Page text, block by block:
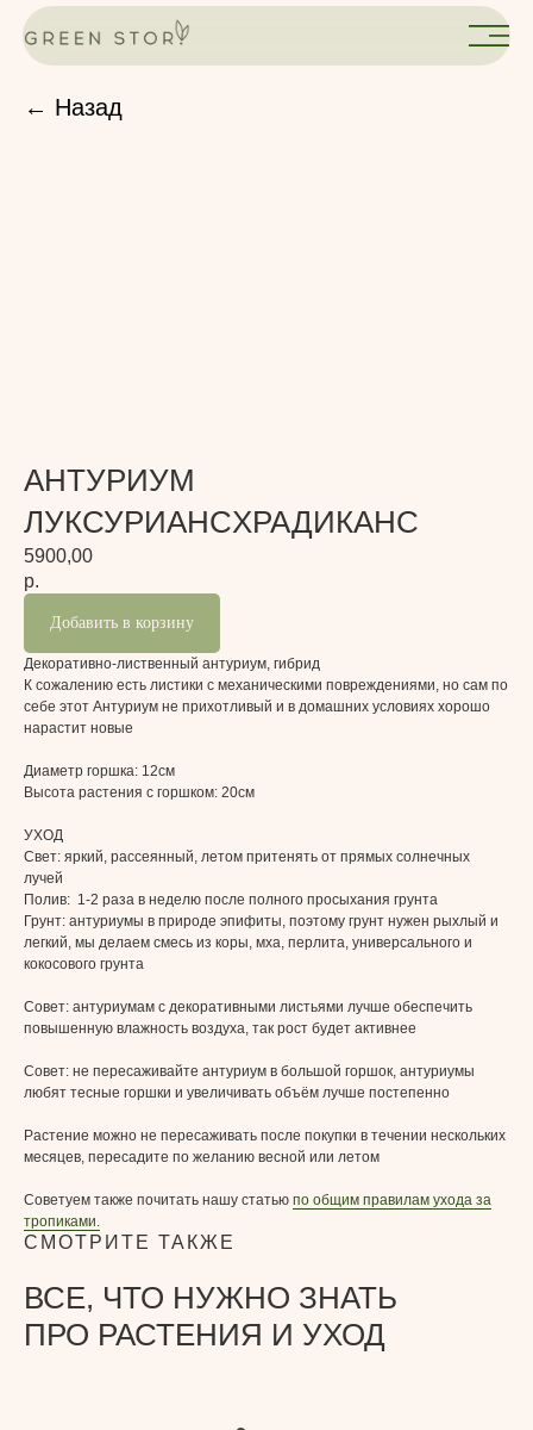
← Назад
АНТУРИУМ
ЛУКСУРИАНСXРАДИКАНС
5900,00
р.
Добавить в корзину
Декоративно-лиственный антуриум, гибрид
К сожалению есть листики с механическими повреждениями, но сам по
себе этот Антуриум не прихотливый и в домашних условиях хорошо
нарастит новые
Диаметр горшка: 12см
Высота растения с горшком: 20см
УХОД
Свет: яркий, рассеянный, летом притенять от прямых солнечных
лучей
Полив: 1-2 раза в неделю после полного просыхания грунта
Грунт: антуриумы в природе эпифиты, поэтому грунт нужен рыхлый и
легкий, мы делаем смесь из коры, мха, перлита, универсального и
кокосового грунта
Совет: антуриумам с декоративными листьями лучше обеспечить
повышенную влажность воздуха, так рост будет активнее
Совет: не пересаживайте антуриум в большой горшок, антуриумы
любят тесные горшки и увеличивать объём лучше постепенно
Растение можно не пересаживать после покупки в течении нескольких
месяцев, пересадите по желанию весной или летом
Советуем также почитать нашу статью по общим правилам ухода за
тропиками.
СМОТРИТЕ ТАКЖЕ
ВСЕ, ЧТО НУЖНО ЗНАТЬ
ПРО РАСТЕНИЯ И УХОД